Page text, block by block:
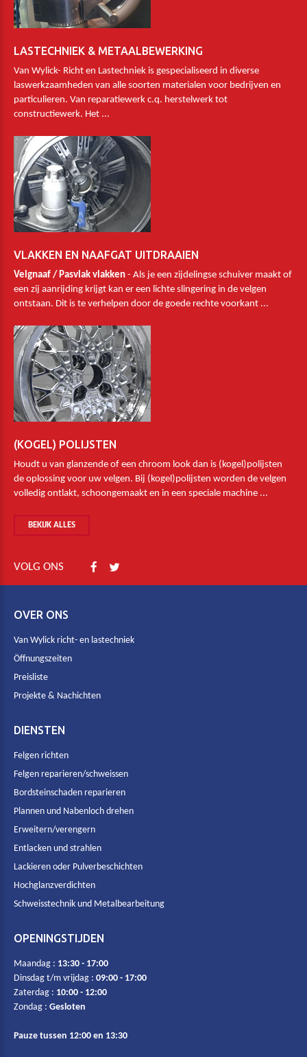
LASTECHNIEK & METAALBEWERKING
Van Wylick- Richt en Lastechniek is gespecialiseerd in diverse
laswerkzaamheden van alle soorten materialen voor bedrijven en
particulieren. Van reparatiewerk c.q. herstelwerk tot
constructiewerk. Het ...
VLAKKEN EN NAAFGAT UITDRAAIEN
Velgnaaf / Pasvlak vlakken - Als je een zijdelingse schuiver maakt of
een zij aanrijding krijgt kan er een lichte slingering in de velgen
ontstaan. Dit is te verhelpen door de goede rechte voorkant ...
(KOGEL) POLIJSTEN
Houdt u van glanzende of een chroom look dan is (kogel)polijsten
de oplossing voor uw velgen. Bij (kogel)polijsten worden de velgen
volledig ontlakt, schoongemaakt en in een speciale machine ...
BEKIJK ALLES
VOLG ONS
OVER ONS
Van Wylick richt- en lastechniek
Öffnungszeiten
Preisliste
Projekte & Nachichten
DIENSTEN
Felgen richten
Felgen reparieren/schweissen
Bordsteinschaden reparieren
Plannen und Nabenloch drehen
Erweitern/verengern
Entlacken und strahlen
Lackieren oder Pulverbeschichten
Hochglanzverdichten
Schweisstechnik und Metalbearbeitung
OPENINGSTIJDEN
Maandag : 13:30 - 17:00
Dinsdag t/m vrijdag : 09:00 - 17:00
Zaterdag : 10:00 - 12:00
Zondag : Gesloten
Pauze tussen 12:00 en 13:30